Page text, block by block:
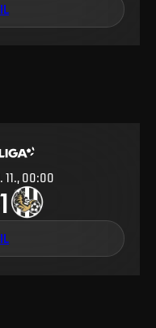
11., 00:00
1